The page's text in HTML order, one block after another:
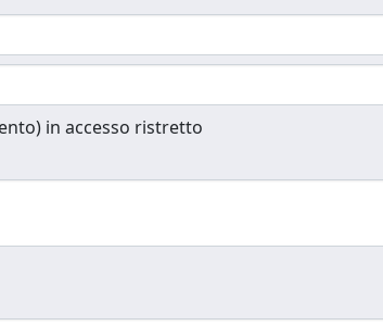
in accesso ristretto